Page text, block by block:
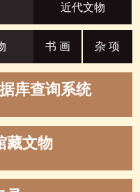
近代文物
书 画 杂 项
库查询系统
藏文物